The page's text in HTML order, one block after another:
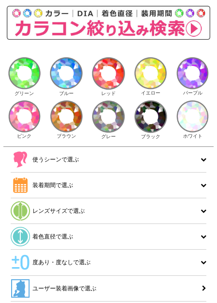
グリーン ブルー レッド イエロー パープル
ピンク ブラウン グレー ブラック ホワイト
使うシーンで選ぶ
装着期間で選ぶ
レンズサイズで選ぶ
着色直径で選ぶ
度あり・度なしで選ぶ
ユーザー装着画像で選ぶ